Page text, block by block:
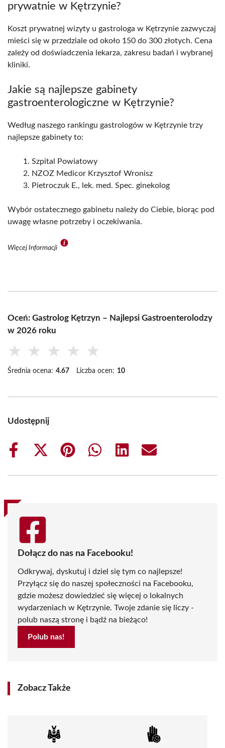
prywatnie w Kętrzynie?
Koszt prywatnej wizyty u gastrologa w Kętrzynie zazwyczaj
mieści się w przedziale od około 150 do 300 złotych. Cena
zależy od doświadczenia lekarza, zakresu badań i wybranej
kliniki.
Jakie są najlepsze gabinety
gastroenterologiczne w Kętrzynie?
Według naszego rankingu gastrologów w Kętrzynie trzy
najlepsze gabinety to:
Szpital Powiatowy
NZOZ Medicor Krzysztof Wronisz
Pietroczuk E., lek. med. Spec. ginekolog
Wybór ostatecznego gabinetu należy do Ciebie, biorąc pod
uwagę własne potrzeby i oczekiwania.
Więcej Informacji
Oceń: Gastrolog Kętrzyn – Najlepsi Gastroenterolodzy
w 2026 roku
★ ★ ★ ★ ★
Średnia ocena: 4.67 Liczba ocen: 10
Udostępnij
Share
Share
(Twitter)
Share
Share
Share
Share
Dołącz do nas na Facebooku!
Odkrywaj, dyskutuj i dziel się tym co najlepsze!
Przyłącz się do naszej społeczności na Facebooku,
gdzie możesz dowiedzieć się więcej o lokalnych
wydarzeniach w Kętrzynie. Twoje zdanie się liczy -
polub naszą stronę i bądź na bieżąco!
Polub nas!
Zobacz Także